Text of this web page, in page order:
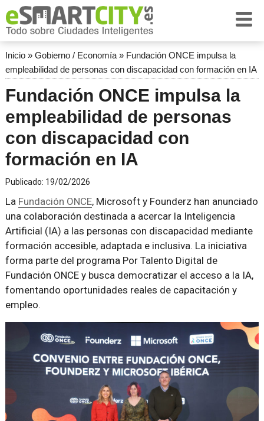
Inicio» Gobierno / Economía» Fundación ONCE impulsa la
empleabilidad de personas con discapacidad con formación en IA
Fundación ONCE impulsa la
empleabilidad de personas
con discapacidad con
formación en IA
Publicado: 19/02/2026
La Fundación ONCE, Microsoft y Founderz han anunciado
una colaboración destinada a acercar la Inteligencia
Artificial (IA) a las personas con discapacidad mediante
formación accesible, adaptada e inclusiva. La iniciativa
forma parte del programa Por Talento Digital de
Fundación ONCE y busca democratizar el acceso a la IA,
fomentando oportunidades reales de capacitación y
empleo.